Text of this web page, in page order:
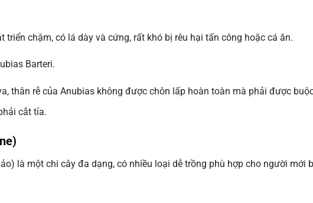
chậm, có lá dày và cứng, rất khó bị rêu hại tấn công hoặc cá ăn.
Barteri.
thân rễ của Anubias không được chôn lấp hoàn toàn mà phải được
cắt tỉa.
là một chi cây đa dạng, có nhiều loại dễ trồng phù hợp cho người mới